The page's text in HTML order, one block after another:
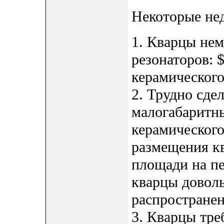
Некоторые
1. Кварцы
резонаторов:
2. Трудно
размещения
площади на
кварцы
3. Кварцы